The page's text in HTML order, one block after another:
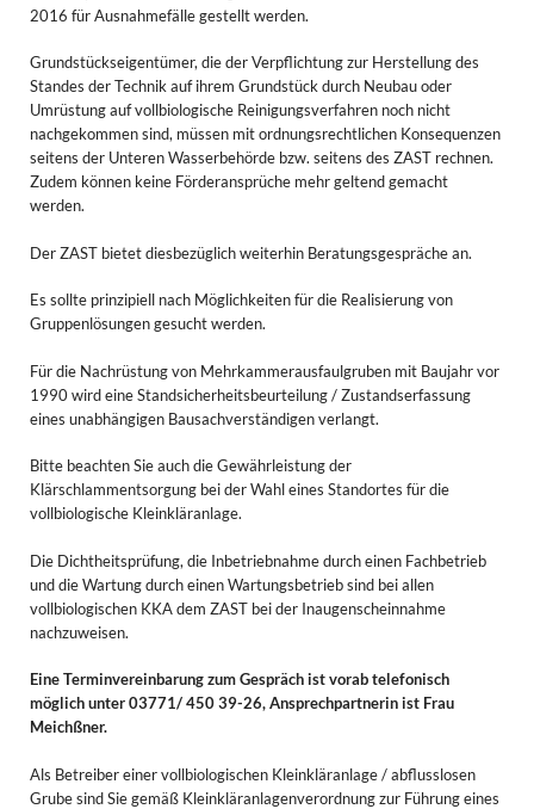
2016 für Ausnahmefälle gestellt werden.
Grundstückseigentümer, die der Verpflichtung zur Herstellung des
Standes der Technik auf ihrem Grundstück durch Neubau oder
Umrüstung auf vollbiologische Reinigungsverfahren noch nicht
nachgekommen sind, müssen mit ordnungsrechtlichen Konsequenzen
seitens der Unteren Wasserbehörde bzw. seitens des ZAST rechnen.
Zudem können keine Förderansprüche mehr geltend gemacht
werden.
Der ZAST bietet diesbezüglich weiterhin Beratungsgespräche an.
Es sollte prinzipiell nach Möglichkeiten für die Realisierung von
Gruppenlösungen gesucht werden.
Für die Nachrüstung von Mehrkammerausfaulgruben mit Baujahr vor
1990 wird eine Standsicherheitsbeurteilung / Zustandserfassung
eines unabhängigen Bausachverständigen verlangt.
Bitte beachten Sie auch die Gewährleistung der
Klärschlammentsorgung bei der Wahl eines Standortes für die
vollbiologische Kleinkläranlage.
Die Dichtheitsprüfung, die Inbetriebnahme durch einen Fachbetrieb
und die Wartung durch einen Wartungsbetrieb sind bei allen
vollbiologischen KKA dem ZAST bei der Inaugenscheinnahme
nachzuweisen.
Eine Terminvereinbarung zum Gespräch ist vorab telefonisch
möglich unter 03771/ 450 39-26, Ansprechpartnerin ist Frau
Meichßner.
Als Betreiber einer vollbiologischen Kleinkläranlage / abflusslosen
Grube sind Sie gemäß Kleinkläranlagenverordnung zur Führung eines